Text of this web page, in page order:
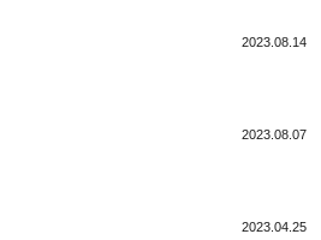
2023.08.14
2023.08.07
2023.04.25